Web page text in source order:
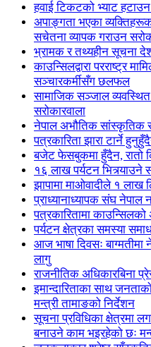
हवाई टिकटको भ्याट
अपाङ्गता भएका
सचेतना व्यापक गराउन
भ्रामक र तथ्यहीन सूचना
काउन्सिलद्वारा परराष्ट्र
सञ्चारकर्मीसँग छलफल
सामाजिक सञ्जाल व्यवस्थित
सरोकारवाला
नेपाल अभौतिक सांस्कृतिक
पत्रकारिता झारा टार्ने
बजेट फेसबुकमा हुँदैन, रातो
१६ लाख पर्यटन भित्र्याउने
झापामा माओवादीले १ लाख
प्राध्यानाध्यापक संघ नेपाल
पत्रकारितामा
पर्यटन क्षेत्रका समस्या
आज भाषा दिवसः बाग्मतीमा
लागु
राजनीतिक अधिकारबिना
इमान्दारिताका साथ
मन्त्री तामाङको निर्देशन
सूचना प्रविधिका क्षेत्रमा
बनाउने काम भइरहेको छः